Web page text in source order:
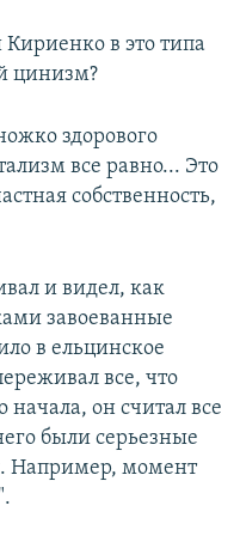
в это типа
цинизм?
здорового
все равно... Это
собственность,
и видел, как
завоеванные
в ельцинское
все, что
он считал все
были серьезные
Например, момент